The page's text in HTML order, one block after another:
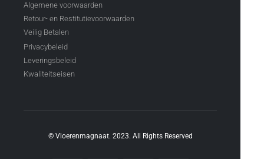
Algemene voorwaarden
Retour- en Restitutievoorwaarden
Veilig Betalen
Privacybeleid
Leveringsbeleid
Kwaliteitseisen
© Vloerenmagnaat. 2023. All Rights Reserved